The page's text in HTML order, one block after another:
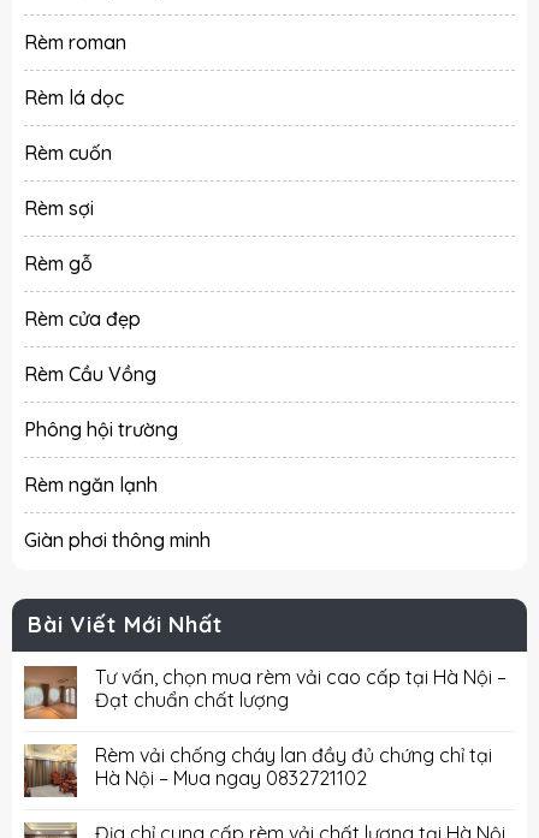
Rèm roman
Rèm lá dọc
Rèm cuốn
Rèm sợi
Rèm gỗ
Rèm cửa đẹp
Rèm Cầu Vồng
Phông hội trường
Rèm ngăn lạnh
Giàn phơi thông minh
Bài Viết Mới Nhất
Tư vấn, chọn mua rèm vải cao cấp tại Hà Nội –
Đạt chuẩn chất lượng
Rèm vải chống cháy lan đầy đủ chứng chỉ tại
Hà Nội – Mua ngay 0832721102
Địa chỉ cung cấp rèm vải chất lượng tại Hà Nội